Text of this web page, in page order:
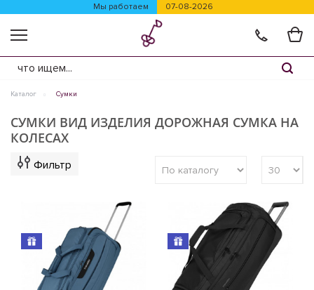
Мы работаем 07-08-2026
Каталог Сумки
СУМКИ ВИД ИЗДЕЛИЯ ДОРОЖНАЯ СУМКА НА
КОЛЕСАХ
Фильтр